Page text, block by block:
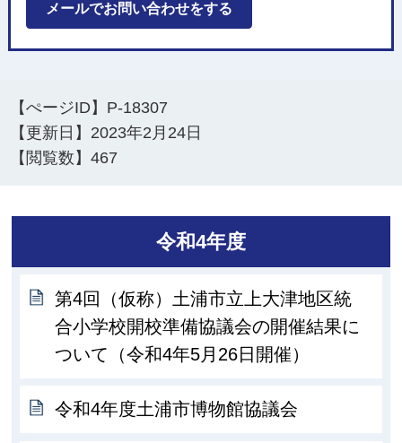
メールでお問い合わせをする
【ぺージID】 P-18307
【更新日】 2023年2月24日
【閲覧数】467
令和4年度
第4回（仮称）土浦市立上大津地区統
合小学校開校準備協議会の開催結果に
ついて（令和4年5月26日開催）
令和4年度土浦市博物館協議会